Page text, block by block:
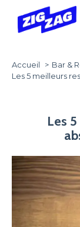
Accueil Bar &
Les 5 meilleurs
Les